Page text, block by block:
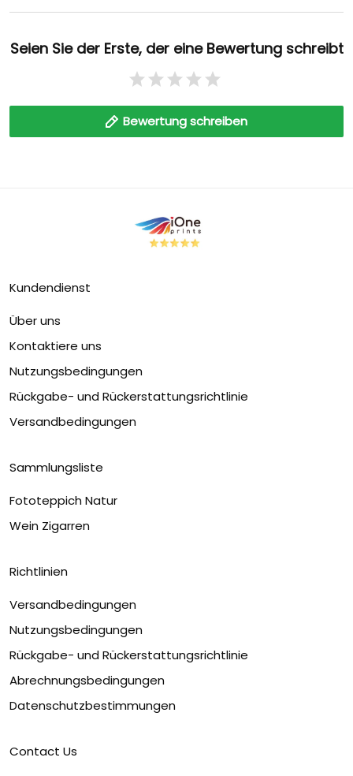
Seien Sie der Erste, der eine Bewertung schreibt
Bewertung schreiben
Kundendienst
Über uns
Kontaktiere uns
Nutzungsbedingungen
Rückgabe- und Rückerstattungsrichtlinie
Versandbedingungen
Sammlungsliste
Fototeppich Natur
Wein Zigarren
Richtlinien
Versandbedingungen
Nutzungsbedingungen
Rückgabe- und Rückerstattungsrichtlinie
Abrechnungsbedingungen
Datenschutzbestimmungen
Contact Us